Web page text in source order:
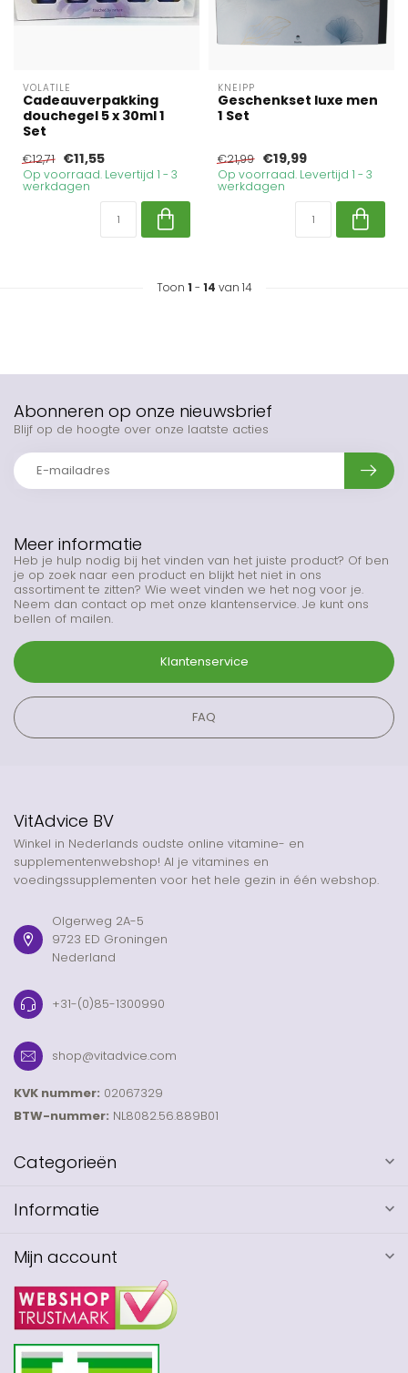
VOLATILE
Cadeauverpakking
douchegel 5 x 30ml 1
Set
€12,71 €11,55
Op voorraad. Levertijd 1 - 3
werkdagen
KNEIPP
Geschenkset luxe men
1 Set
€21,99 €19,99
Op voorraad. Levertijd 1 - 3
werkdagen
Toon 1 - 14 van 14
Meer informatie
Heb je hulp nodig bij het vinden van het juiste product? Of ben
je op zoek naar een product en blijkt het niet in ons
assortiment te zitten? Wie weet vinden we het nog voor je.
Neem dan contact op met onze klantenservice. Je kunt ons
bellen of mailen.
Klantenservice
FAQ
Abonneren op onze nieuwsbrief
Blijf op de hoogte over onze laatste acties
VitAdvice BV
Winkel in Nederlands oudste online vitamine- en
supplementenwebshop! Al je vitamines en
voedingssupplementen voor het hele gezin in één webshop.
Olgerweg 2A-5
9723 ED Groningen
Nederland
+31-(0)85-1300990
shop@vitadvice.com
KVK nummer: 02067329
BTW-nummer: NL8082.56.889B01
Categorieën
Informatie
Mijn account